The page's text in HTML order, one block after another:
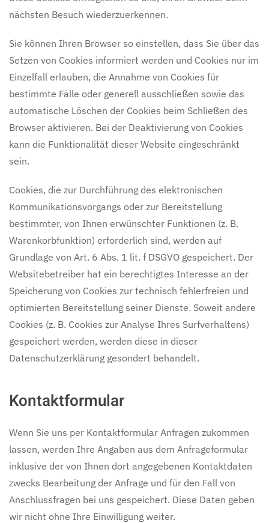
nächsten Besuch wiederzuerkennen.
Sie können Ihren Browser so einstellen, dass Sie über das
Setzen von Cookies informiert werden und Cookies nur im
Einzelfall erlauben, die Annahme von Cookies für
bestimmte Fälle oder generell ausschließen sowie das
automatische Löschen der Cookies beim Schließen des
Browser aktivieren. Bei der Deaktivierung von Cookies
kann die Funktionalität dieser Website eingeschränkt
sein.
Cookies, die zur Durchführung des elektronischen
Kommunikationsvorgangs oder zur Bereitstellung
bestimmter, von Ihnen erwünschter Funktionen (z. B.
Warenkorbfunktion) erforderlich sind, werden auf
Grundlage von Art. 6 Abs. 1 lit. f DSGVO gespeichert. Der
Websitebetreiber hat ein berechtigtes Interesse an der
Speicherung von Cookies zur technisch fehlerfreien und
optimierten Bereitstellung seiner Dienste. Soweit andere
Cookies (z. B. Cookies zur Analyse Ihres Surfverhaltens)
gespeichert werden, werden diese in dieser
Datenschutzerklärung gesondert behandelt.
Kontaktformular
Wenn Sie uns per Kontaktformular Anfragen zukommen
lassen, werden Ihre Angaben aus dem Anfrageformular
inklusive der von Ihnen dort angegebenen Kontaktdaten
zwecks Bearbeitung der Anfrage und für den Fall von
Anschlussfragen bei uns gespeichert. Diese Daten geben
wir nicht ohne Ihre Einwilligung weiter.